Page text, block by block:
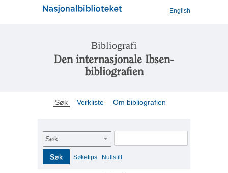
English
Bibliografi
Den internasjonale Ibsen-
bibliografien
Søk Verkliste Om bibliografien
Søk
Søk Søketips Nullstill